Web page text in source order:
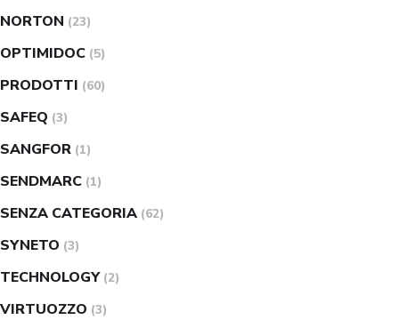
NORTON (23)
OPTIMIDOC (5)
PRODOTTI (60)
SAFEQ (3)
SANGFOR (1)
SENDMARC (1)
SENZA CATEGORIA (62)
SYNETO (3)
TECHNOLOGY (2)
VIRTUOZZO (3)